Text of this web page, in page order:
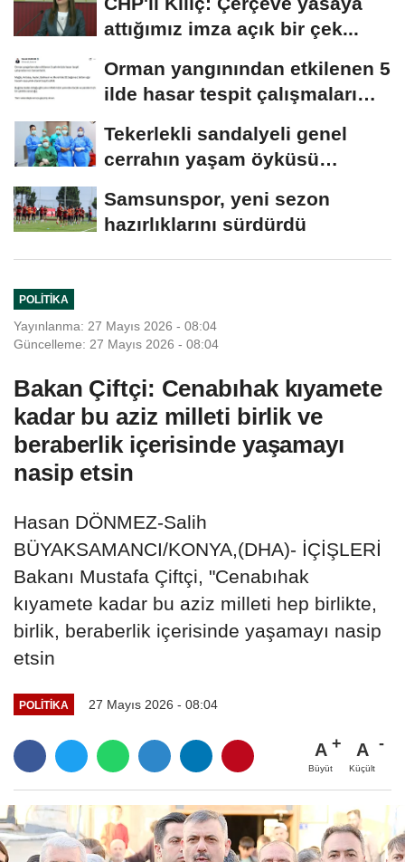
attığımız imza açık bir çek...
Orman yangınından etkilenen 5
ilde hasar tespit çalışmaları
Tekerlekli sandalyeli genel
cerrahın yaşam öyküsü
Samsunspor, yeni sezon
hazırlıklarını sürdürdü
POLITIKA
Yayınlanma: 27 Mayıs 2026 - 08:04
Güncelleme: 27 Mayıs 2026 - 08:04
Bakan Çiftçi: Cenabıhak kıyamete
kadar bu aziz milleti birlik ve
beraberlik içerisinde yaşamayı
nasip etsin
Hasan DÖNMEZ-Salih
BÜYAKSAMANCI/KONYA,(DHA)- İÇİŞLERİ
Bakanı Mustafa Çiftçi, "Cenabıhak
kıyamete kadar bu aziz milleti hep birlikte,
birlik, beraberlik içerisinde yaşamayı nasip
etsin
POLITIKA 27 Mayıs 2026 - 08:04
A
Büyüt
A
Küçült